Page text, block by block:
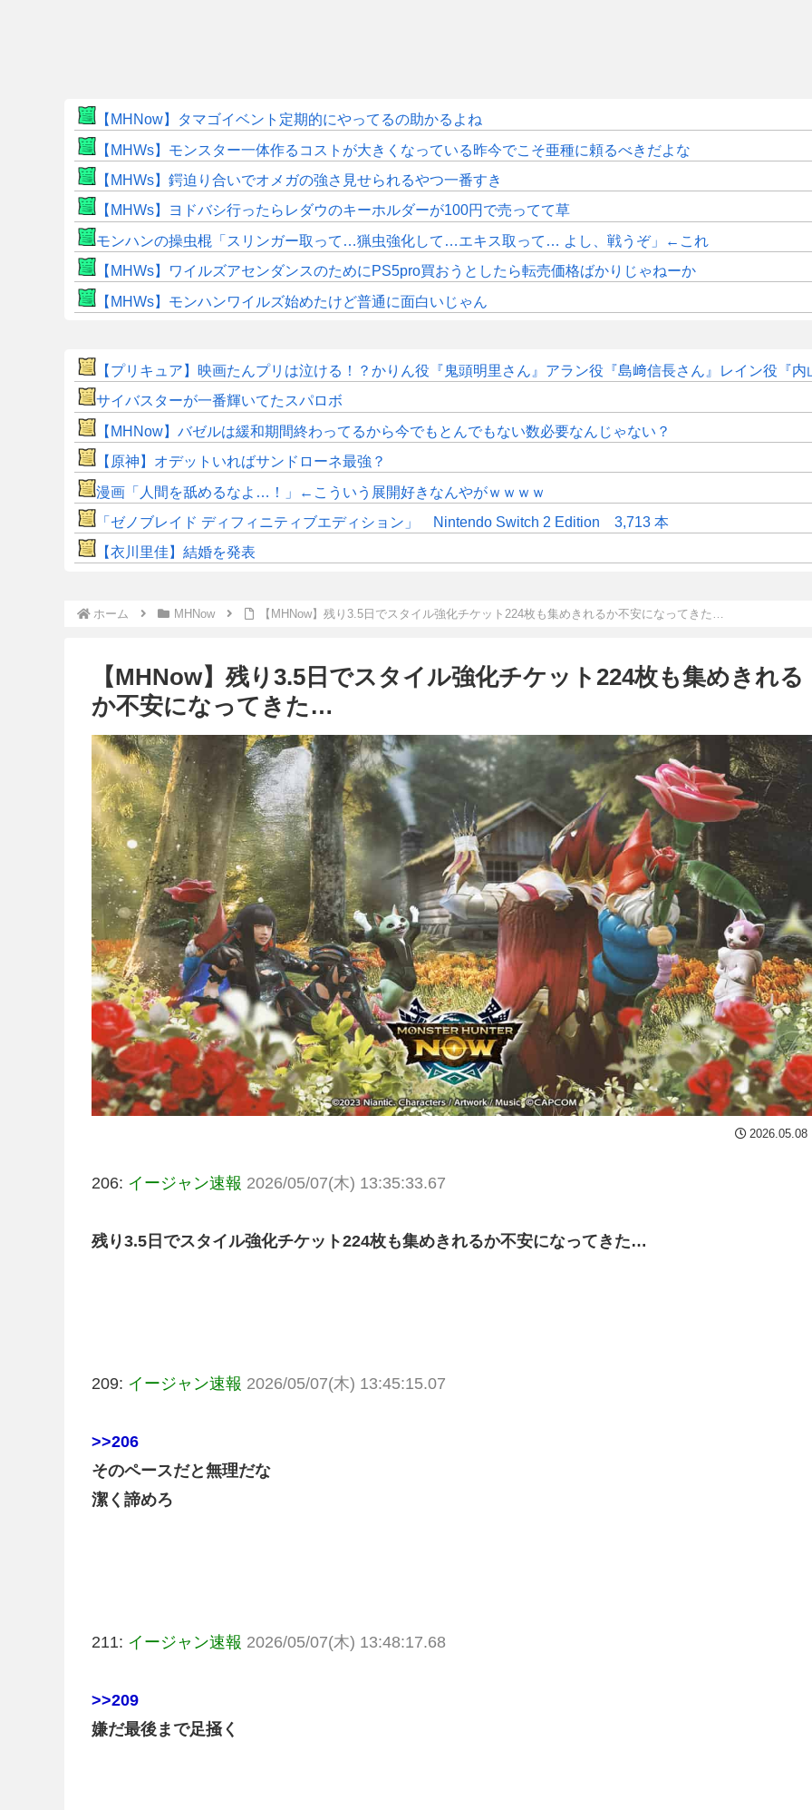
【MHNow】タマゴイベント定期的にやってるの助かるよね
【MHWs】モンスター一体作るコストが大きくなっている昨今でこそ亜種に頼るべきだよな
【MHWs】鍔迫り合いでオメガの強さ見せられるやつ一番すき
【MHWs】ヨドバシ行ったらレダウのキーホルダーが100円で売ってて草
モンハンの操虫棍「スリンガー取って…猟虫強化して…エキス取って… よし、戦うぞ」←これ
【MHWs】ワイルズアセンダンスのためにPS5pro買おうとしたら転売価格ばかりじゃねーか
【MHWs】モンハンワイルズ始めたけど普通に面白いじゃん
【プリキュア】映画たんプリは泣ける！？かりん役『鬼頭明里さん』アラン役『島﨑信長さん』レイン役『
サイバスターが一番輝いてたスパロボ
【MHNow】バゼルは緩和期間終わってるから今でもとんでもない数必要なんじゃない？
【原神】オデットいればサンドローネ最強？
漫画「人間を舐めるなよ…！」←こういう展開好きなんやがｗｗｗｗ
「ゼノブレイド ディフィニティブエディション」 Nintendo Switch 2 Edition 3,713 本
【衣川里佳】結婚を発表
ホーム MHNow 【MHNow】残り3.5日でスタイル強化チケット224枚も集めきれるか不安になってきた…
【MHNow】残り3.5日でスタイル強化チケット224枚も集めきれる
か不安になってきた…
2026.05.08
206: イージャン速報 2026/05/07(木) 13:35:33.67
残り3.5日でスタイル強化チケット224枚も集めきれるか不安になってきた…
209: イージャン速報 2026/05/07(木) 13:45:15.07
>>206
そのペースだと無理だな
潔く諦めろ
211: イージャン速報 2026/05/07(木) 13:48:17.68
>>209
嫌だ最後まで足掻く